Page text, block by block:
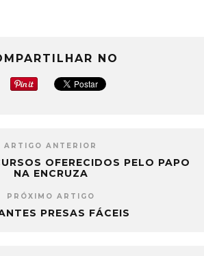
NO
ARTIGO ANTERIOR
OFERECIDOS PELO PAPO
NA ENCRUZA
PRÓXIMO ARTIGO
PRESAS FÁCEIS